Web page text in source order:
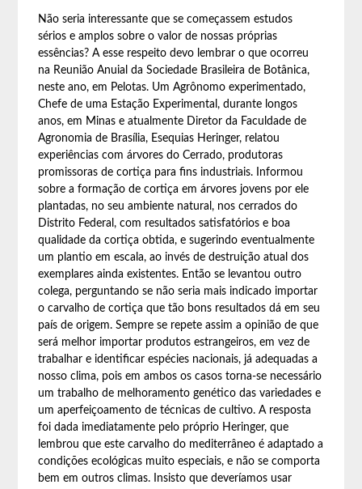
Não seria interessante que se começassem estudos
sérios e amplos sobre o valor de nossas próprias
essências? A esse respeito devo lembrar o que ocorreu
na Reunião Anuial da Sociedade Brasileira de Botânica,
neste ano, em Pelotas. Um Agrônomo experimentado,
Chefe de uma Estação Experimental, durante longos
anos, em Minas e atualmente Diretor da Faculdade de
Agronomia de Brasília, Esequias Heringer, relatou
experiências com árvores do Cerrado, produtoras
promissoras de cortiça para fins industriais. Informou
sobre a formação de cortiça em árvores jovens por ele
plantadas, no seu ambiente natural, nos cerrados do
Distrito Federal, com resultados satisfatórios e boa
qualidade da cortiça obtida, e sugerindo eventualmente
um plantio em escala, ao invés de destruição atual dos
exemplares ainda existentes. Então se levantou outro
colega, perguntando se não seria mais indicado importar
o carvalho de cortiça que tão bons resultados dá em seu
país de origem. Sempre se repete assim a opinião de que
será melhor importar produtos estrangeiros, em vez de
trabalhar e identificar espécies nacionais, já adequadas a
nosso clima, pois em ambos os casos torna-se necessário
um trabalho de melhoramento genético das variedades e
um aperfeiçoamento de técnicas de cultivo. A resposta
foi dada imediatamente pelo próprio Heringer, que
lembrou que este carvalho do mediterrâneo é adaptado a
condições ecológicas muito especiais, e não se comporta
bem em outros climas. Insisto que deveríamos usar